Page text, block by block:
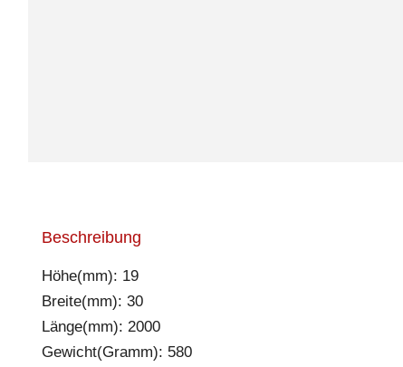
Beschreibung
Höhe(mm): 19
Breite(mm): 30
Länge(mm): 2000
Gewicht(Gramm): 580